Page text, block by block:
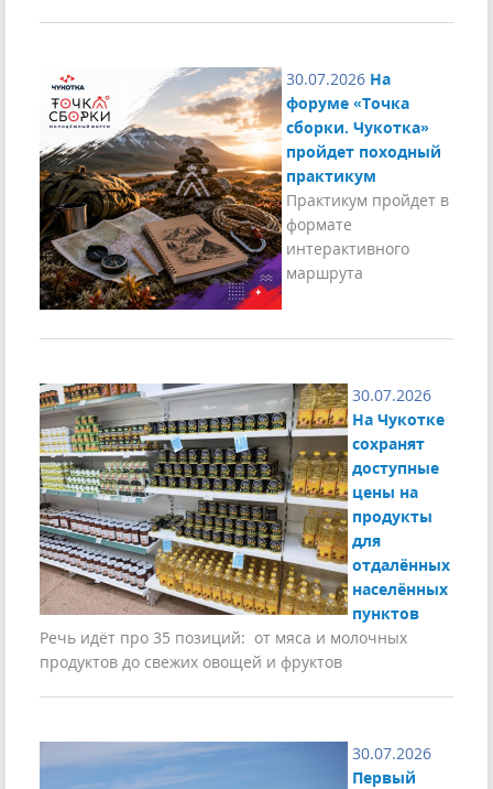
30.07.2026 На
форуме «Точка
сборки. Чукотка»
пройдет походный
практикум
Практикум пройдет в
формате
интерактивного
маршрута
30.07.2026
На Чукотке
сохранят
доступные
цены на
продукты
для
отдалённых
населённых
пунктов
Речь идёт про 35 позиций: от мяса и молочных
продуктов до свежих овощей и фруктов
30.07.2026
Первый